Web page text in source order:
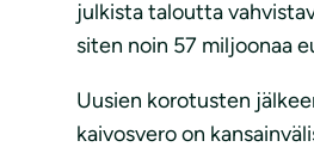
julkista taloutta
siten noin 57 miljoonaa
Uusien korotusten
kaivosvero on